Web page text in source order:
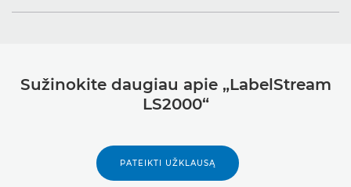
Sužinokite daugiau apie „LabelStream
LS2000“
PATEIKTI UŽKLAUSĄ